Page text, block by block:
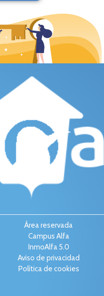
Área reservada
Campus Alfa
InmoAlfa 5.0
Aviso de privacidad
Política de cookies